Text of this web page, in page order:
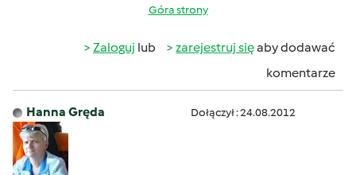
Góra strony
Zaloguj lub zarejestruj sięaby dodawać
komentarze
Hanna Gręda Dołączył : 24.08.2012